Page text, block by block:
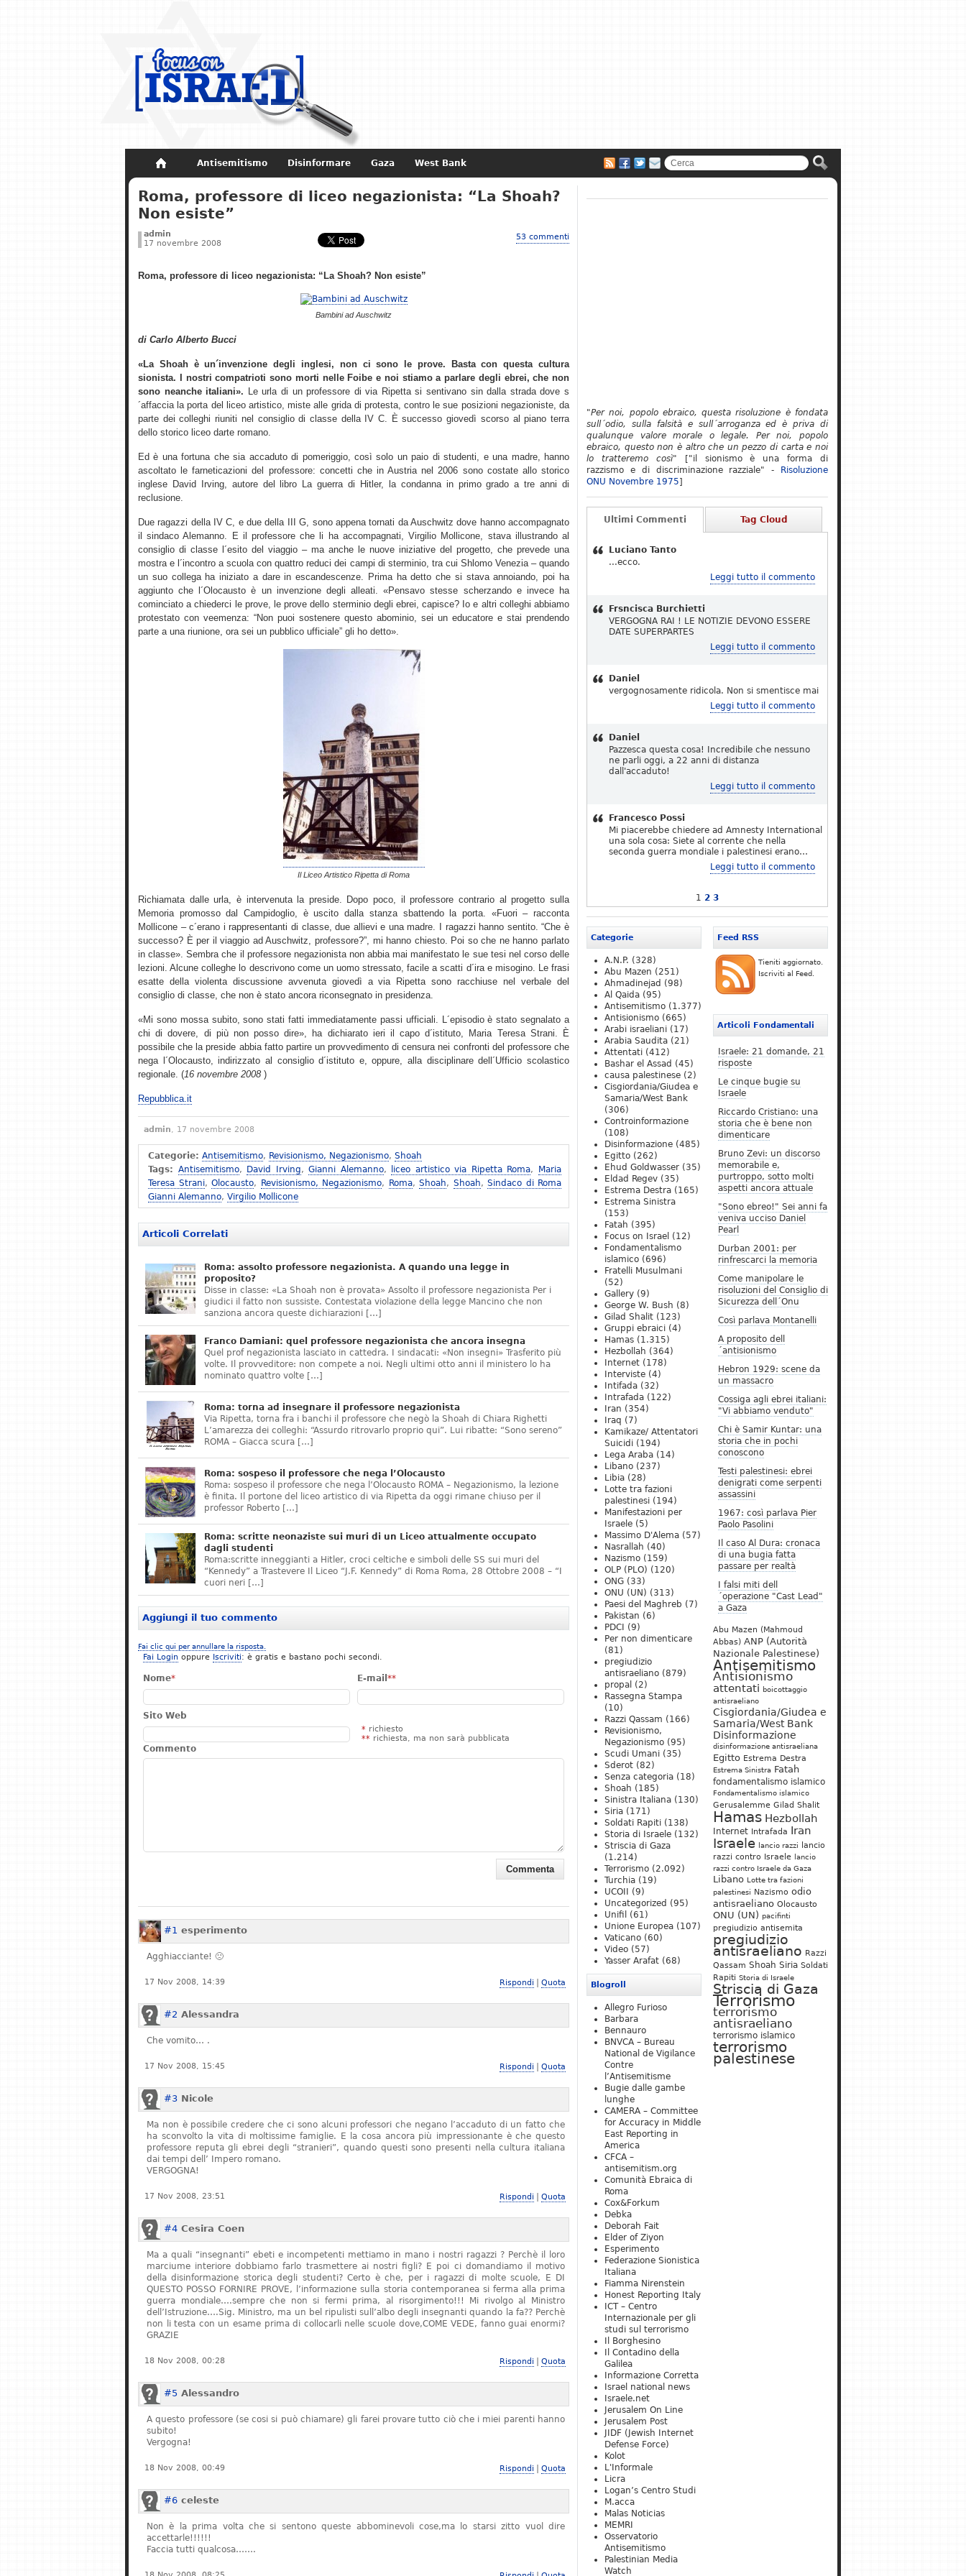
Antisemitismo Disinformare Gaza West Bank
Non dimenticare Storia di Israele
Roma, professore di liceo negazionista: “La Shoah?
Non esiste”
admin
17 novembre 2008
53 commenti
Roma, professore di liceo negazionista: “La Shoah? Non esiste”
Bambini ad Auschwitz
di Carlo Alberto Bucci
«La Shoah è un´invenzione degli inglesi, non ci sono le prove. Basta con questa cultura
sionista. I nostri compatrioti sono morti nelle Foibe e noi stiamo a parlare degli ebrei, che non
sono neanche italiani». Le urla di un professore di via Ripetta si sentivano sin dalla strada dove s
´affaccia la porta del liceo artistico, miste alle grida di protesta, contro le sue posizioni negazioniste, da
parte dei colleghi riuniti nel consiglio di classe della IV C. È successo giovedì scorso al piano terra
dello storico liceo darte romano.
Ed è una fortuna che sia accaduto di pomeriggio, così solo un paio di studenti, e una madre, hanno
ascoltato le farneticazioni del professore: concetti che in Austria nel 2006 sono costate allo storico
inglese David Irving, autore del libro La guerra di Hitler, la condanna in primo grado a tre anni di
reclusione.
Due ragazzi della IV C, e due della III G, sono appena tornati da Auschwitz dove hanno accompagnato
il sindaco Alemanno. E il professore che li ha accompagnati, Virgilio Mollicone, stava illustrando al
consiglio di classe l´esito del viaggio – ma anche le nuove iniziative del progetto, che prevede una
mostra e l´incontro a scuola con quattro reduci dei campi di sterminio, tra cui Shlomo Venezia – quando
un suo collega ha iniziato a dare in escandescenze. Prima ha detto che si stava annoiando, poi ha
aggiunto che l´Olocausto è un invenzione degli alleati. «Pensavo stesse scherzando e invece ha
cominciato a chiederci le prove, le prove dello sterminio degli ebrei, capisce? Io e altri colleghi abbiamo
protestato con veemenza: “Non puoi sostenere questo abominio, sei un educatore e stai prendendo
parte a una riunione, ora sei un pubblico ufficiale” gli ho detto».
Il Liceo Artistico Ripetta di Roma
Richiamata dalle urla, è intervenuta la preside. Dopo poco, il professore contrario al progetto sulla
Memoria promosso dal Campidoglio, è uscito dalla stanza sbattendo la porta. «Fuori – racconta
Mollicone – c´erano i rappresentanti di classe, due allievi e una madre. I ragazzi hanno sentito. “Che è
successo? È per il viaggio ad Auschwitz, professore?”, mi hanno chiesto. Poi so che ne hanno parlato
in classe». Sembra che il professore negazionista non abbia mai manifestato le sue tesi nel corso delle
lezioni. Alcune colleghe lo descrivono come un uomo stressato, facile a scatti d´ira e misogino. Le frasi
esatte della violenta discussione avvenuta giovedì a via Ripetta sono racchiuse nel verbale del
consiglio di classe, che non è stato ancora riconsegnato in presidenza.
«Mi sono mossa subito, sono stati fatti immediatamente passi ufficiali. L´episodio è stato segnalato a
chi di dovere, di più non posso dire», ha dichiarato ieri il capo d´istituto, Maria Teresa Strani. È
possibile che la preside abbia fatto partire un provvedimento di censura nei confronti del professore che
nega l´Olocausto, indirizzato al consiglio d´istituto e, oppure, alla disciplinare dell´Ufficio scolastico
regionale. (16 novembre 2008 )
Repubblica.it
admin, 17 novembre 2008
Categorie: Antisemitismo, Revisionismo, Negazionismo, Shoah
Tags: Antisemitismo, David Irving,Gianni Alemanno, liceo artistico via Ripetta Roma,
Maria
Teresa Strani, Olocausto, Revisionismo, Negazionismo, Roma, Shoah, Shoah, Sindaco di Roma
Gianni Alemanno, Virgilio Mollicone
Articoli Correlati
Roma: assolto professore negazionista. A quando una legge in
proposito?
Disse in classe: «La Shoah non è provata» Assolto il professore negazionista Per i
giudici il fatto non sussiste. Contestata violazione della legge Mancino che non
sanziona ancora queste dichiarazioni […]
Franco Damiani: quel professore negazionista che ancora insegna
Quel prof negazionista lasciato in cattedra. I sindacati: «Non insegni» Trasferito più
volte. Il provveditore: non compete a noi. Negli ultimi otto anni il ministero lo ha
nominato quattro volte […]
Roma: torna ad insegnare il professore negazionista
Via Ripetta, torna fra i banchi il professore che negò la Shoah di Chiara Righetti
L’amarezza dei colleghi: “Assurdo ritrovarlo proprio qui”. Lui ribatte: “Sono sereno”
ROMA – Giacca scura […]
Roma: sospeso il professore che nega l’Olocausto
Roma: sospeso il professore che nega l’Olocausto ROMA – Negazionismo, la lezione
è finita. Il portone del liceo artistico di via Ripetta da oggi rimane chiuso per il
professor Roberto […]
Roma: scritte neonaziste sui muri di un Liceo attualmente occupato
dagli studenti
Roma:scritte inneggianti a Hitler, croci celtiche e simboli delle SS sui muri del
“Kennedy” a Trastevere Il Liceo “J.F. Kennedy” di Roma Roma, 28 Ottobre 2008 – “I
cuori neri […]
Aggiungi il tuo commento
Fai clic qui per annullare la risposta.
Fai Login oppure Iscriviti: è gratis e bastano pochi secondi.
Nome* E-mail **
Sito Web
* richiesto
** richiesta, ma non sarà pubblicata
Commento
#1 esperimento
Agghiacciante! 🙁
17 Nov 2008, 14:39 Rispondi Quota
#2 Alessandra
Che vomito… .
17 Nov 2008, 15:45 Rispondi Quota
#3 Nicole
Ma non è possibile credere che ci sono alcuni professori che negano l’accaduto di un fatto che
ha sconvolto la vita di moltissime famiglie. E la cosa ancora più impressionante è che questo
professore reputa gli ebrei degli “stranieri”, quando questi sono presenti nella cultura italiana
dai tempi dell’ Impero romano.
VERGOGNA!
17 Nov 2008, 23:51 Rispondi Quota
#4 Cesira Coen
Ma a quali “insegnanti” ebeti e incompetenti mettiamo in mano i nostri ragazzi ? Perchè il loro
marciume interiore dobbiamo farlo trasmettere ai nostri figli? E poi ci domandiamo il motivo
della disinformazione storica degli studenti? Certo è che, per i ragazzi di molte scuole, E DI
QUESTO POSSO FORNIRE PROVE, l’informazione sulla storia contemporanea si ferma alla prima
guerra mondiale….sempre che non si fermi prima, al risorgimento!!! Mi rivolgo al Ministro
dell’Istruzione….Sig. Ministro, ma un bel ripulisti sull’albo degli insegnanti quando la fa?? Perchè
non li testa con un esame prima di collocarli nelle scuole dove,COME VEDE, fanno guai enormi?
GRAZIE
18 Nov 2008, 00:28 Rispondi Quota
#5 Alessandro
A questo professore (se cosi si può chiamare) gli farei provare tutto ciò che i miei parenti hanno
subito!
Vergogna!
18 Nov 2008, 00:49 Rispondi Quota
#6 celeste
Non è la prima volta che si sentono queste abbominevoli cose,ma lo starsi zitto vuol dire
accettarle!!!!!!
Faccia tutti qualcosa…….
"Per noi, popolo ebraico, questa risoluzione è fondata
sull´odio, sulla falsità e sull´arroganza ed è priva di
qualunque valore morale o legale. Per noi, popolo
ebraico, questo non è altro che un pezzo di carta e noi
lo tratteremo così" ["il sionismo è una forma di
razzismo e di discriminazione razziale" -
Risoluzione
ONU Novembre 1975]
Ultimi Commenti Tag Cloud
Luciano Tanto
...ecco.
Leggi tutto il commento
Frsncisca Burchietti
VERGOGNA RAI ! LE NOTIZIE DEVONO ESSERE
DATE SUPERPARTES
Leggi tutto il commento
Daniel
vergognosamente ridicola. Non si smentisce mai
Leggi tutto il commento
Daniel
Pazzesca questa cosa! Incredibile che nessuno
ne parli oggi, a 22 anni di distanza
dall'accaduto!
Leggi tutto il commento
Francesco Possi
Mi piacerebbe chiedere ad Amnesty International
una sola cosa: Siete al corrente che nella
seconda guerra mondiale i palestinesi erano…
Leggi tutto il commento
1 2 3
Feed RSS
Tieniti aggiornato.
Iscriviti al Feed.
Articoli Fondamentali
Israele: 21 domande, 21
risposte
Le cinque bugie su
Israele
Riccardo Cristiano: una
storia che è bene non
dimenticare
Bruno Zevi: un discorso
memorabile e,
purtroppo, sotto molti
aspetti ancora attuale
"Sono ebreo!" Sei anni fa
veniva ucciso Daniel
Pearl
Durban 2001: per
rinfrescarci la memoria
Come manipolare le
risoluzioni del Consiglio di
Sicurezza dell´Onu
Così parlava Montanelli
A proposito dell
´antisionismo
Hebron 1929: scene da
un massacro
Cossiga agli ebrei italiani:
"Vi abbiamo venduto"
Chi è Samir Kuntar: una
storia che in pochi
conoscono
Testi palestinesi: ebrei
denigrati come serpenti
assassini
1967: così parlava Pier
Paolo Pasolini
Il caso Al Dura: cronaca
di una bugia fatta
passare per realtà
I falsi miti dell
´operazione "Cast Lead"
a Gaza
Abu Mazen (Mahmoud
Abbas) ANP (Autorità
Nazionale Palestinese)
Antisemitismo
Antisionismo
attentati boicottaggio
antisraeliano
Cisgiordania/Giudea e
Samaria/West Bank
Disinformazione
disinformazione antisraeliana
Egitto Estrema Destra
Estrema Sinistra Fatah
fondamentalismo islamico
Fondamentalismo islamico
Gerusalemme Gilad Shalit
Hamas Hezbollah
Internet Intrafada Iran
Israele lancio razzi
lancio
razzi contro Israele lancio
razzi contro Israele da Gaza
Libano Lotte tra fazioni
palestinesi Nazismo odio
antisraeliano Olocausto
ONU (UN) pacifinti
pregiudizio antisemita
pregiudizio
antisraeliano Razzi
Qassam Shoah Siria Soldati
Rapiti Storia di Israele
Striscia di Gaza
Terrorismo
terrorismo
antisraeliano
terrorismo islamico
terrorismo
palestinese
Categorie
A.N.P. (328)
Abu Mazen (251)
Ahmadinejad (98)
Al Qaida (95)
Antisemitismo (1.377)
Antisionismo (665)
Arabi israeliani (17)
Arabia Saudita (21)
Attentati (412)
Bashar el Assad (45)
causa palestinese (2)
Cisgiordania/Giudea e
Samaria/West Bank
(306)
Controinformazione
(108)
Disinformazione (485)
Egitto (262)
Ehud Goldwasser (35)
Eldad Regev (35)
Estrema Destra (165)
Estrema Sinistra
(153)
Fatah (395)
Focus on Israel (12)
Fondamentalismo
islamico (696)
Fratelli Musulmani
(52)
Gallery (9)
George W. Bush (8)
Gilad Shalit (123)
Gruppi ebraici (4)
Hamas (1.315)
Hezbollah (364)
Internet (178)
Interviste (4)
Intifada (32)
Intrafada (122)
Iran (354)
Iraq (7)
Kamikaze/ Attentatori
Suicidi (194)
Lega Araba (14)
Libano (237)
Libia (28)
Lotte tra fazioni
palestinesi (194)
Manifestazioni per
Israele (5)
Massimo D'Alema (57)
Nasrallah (40)
Nazismo (159)
OLP (PLO) (120)
ONG (33)
ONU (UN) (313)
Paesi del Maghreb (7)
Pakistan (6)
PDCI
(9)
Per non dimenticare
(81)
pregiudizio
antisraeliano (879)
propal (2)
Rassegna Stampa
(10)
Razzi Qassam (166)
Revisionismo,
Negazionismo (95)
Scudi Umani (35)
Sderot (82)
Senza categoria (18)
Shoah (185)
Sinistra Italiana (130)
Siria (171)
Soldati Rapiti (138)
Storia di Israele (132)
Striscia di Gaza
(1.214)
Terrorismo (2.092)
Turchia (19)
UCOII
(9)
Uncategorized (95)
Unifil
(61)
Unione Europea (107)
Vaticano (60)
Video (57)
Yasser Arafat (68)
Blogroll
Allegro Furioso
Barbara
Bennauro
BNVCA – Bureau
National de Vigilance
Contre
l’Antisemitisme
Bugie dalle gambe
lunghe
CAMERA – Committee
for Accuracy in Middle
East Reporting in
America
CFCA –
antisemitism.org
Comunità Ebraica di
Roma
Cox&Forkum
Debka
Deborah Fait
Elder of Ziyon
Esperimento
Federazione Sionistica
Italiana
Fiamma Nirenstein
Honest Reporting Italy
ICT – Centro
Internazionale per gli
studi sul terrorismo
Il Borghesino
Il Contadino della
Galilea
Informazione Corretta
Israel national news
Israele.net
Jerusalem On Line
Jerusalem Post
JIDF (Jewish Internet
Defense Force)
Kolot
L'Informale
Licra
Logan’s Centro Studi
M.acca
Malas Noticias
MEMRI
Osservatorio
Antisemitismo
Palestinian Media
Watch